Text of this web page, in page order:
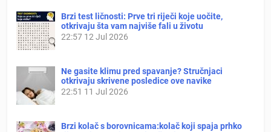
Brzi test ličnosti: Prve tri riječi koje uočite,
otkrivaju šta vam najviše fali u životu
22:57 12 Jul 2026
Ne gasite klimu pred spavanje? Stručnjaci
otkrivaju skrivene posledice ove navike
22:51 11 Jul 2026
Brzi kolač s borovnicama:kolač koji spaja prhko